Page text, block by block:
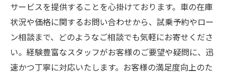
サービスを提供することを心掛けております。車の在庫
状況や価格に関するお問い合わせから、試乗予約やロー
ン相談まで、どのようなご相談でも気軽にお寄せくださ
い。経験豊富なスタッフがお客様のご要望や疑問に、迅
速かつ丁寧に対応いたします。お客様の満足度向上のた